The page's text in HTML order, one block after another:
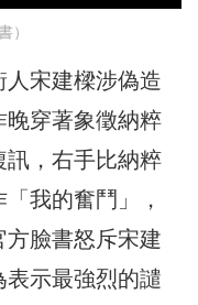
）
宋建樑涉偽造
晚穿著象徵納粹
訊，右手比納粹
我的奮鬥」，
臉書怒斥宋建
示最強烈的譴